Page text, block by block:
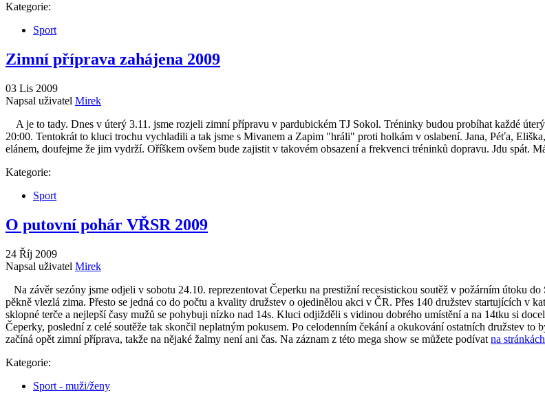
Kategorie:
Sport
Zimní příprava zahájena 2009
03 Lis 2009
Napsal uživatel Mirek
A je to tady. Dnes v úterý 3.11. jsme rozjeli zimní přípravu v pardubickém TJ Sokol. Tréninky budou probíhat každé
20:00. Tentokrát to kluci trochu vychladili a tak jsme s Mivanem a Zapim "hráli" proti holkám v oslabení. Jana, Péťa,
elánem, doufejme že jim vydrží. Oříškem ovšem bude zajistit v takovém obsazení a frekvenci tréninků dopravu. Jdu spát.
Kategorie:
Sport
O putovní pohár VŘSR 2009
24 Říj 2009
Napsal uživatel Mirek
Na závěr sezóny jsme odjeli v sobotu 24.10. reprezentovat Čeperku na prestižní recesistickou soutěž v požárním útoku
pěkně vlezlá zima. Přesto se jedná co do počtu a kvality družstev o ojedinělou akci v ČR. Přes 140 družstev startujících v
sklopné terče a nejlepší časy mužů se pohybuji nízko nad 14s. Kluci odjižděli s vidinou dobrého umístění a na 14tku si
Čeperky, poslední z celé soutěže tak skončil neplatným pokusem. Po celodenním čekání a okukování ostatních družstev
začíná opět zimní příprava, takže na nějaké žalmy není ani čas. Na záznam z této mega show se můžete podívat na
Kategorie:
Sport - muži/ženy